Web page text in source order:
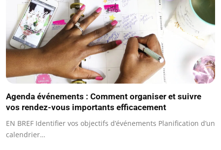
Agenda événements : Comment organiser et suivre
vos rendez-vous importants efficacement
EN BREF Identifier vos objectifs d’événements Planification d’un
calendrier…